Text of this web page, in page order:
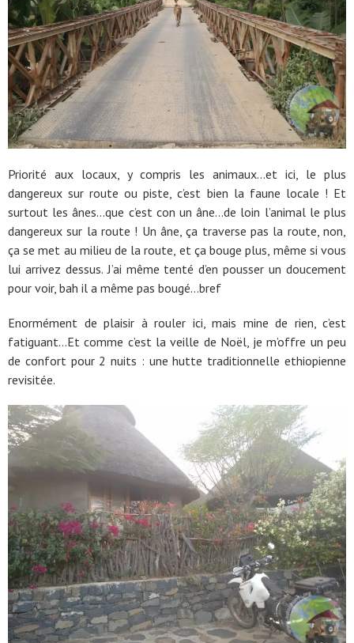
Priorité aux locaux, y compris les animaux…et ici, le plus
dangereux sur route ou piste, c’est bien la faune locale ! Et
surtout les ânes…que c’est con un âne…de loin l’animal le plus
dangereux sur la route ! Un âne, ça traverse pas la route, non,
ça se met au milieu de la route, et ça bouge plus, même si vous
lui arrivez dessus. J’ai même tenté d’en pousser un doucement
pour voir, bah il a même pas bougé…bref
Enormément de plaisir à rouler ici, mais mine de rien, c’est
fatiguant…Et comme c’est la veille de Noël, je m’offre un peu
de confort pour 2 nuits : une hutte traditionnelle ethiopienne
revisitée.